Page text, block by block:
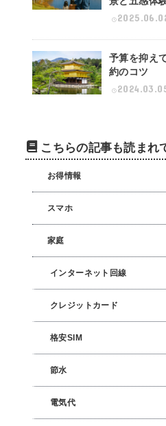
予算を抑え
約のコツ
こちらの記事も読まれ
お得情報
スマホ
家庭
インターネット回線
クレジットカード
格安SIM
節水
電気代